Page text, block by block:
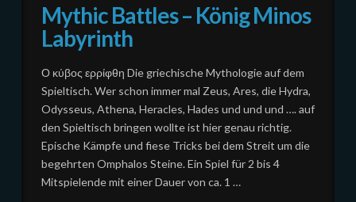
Mythic Battles – König Minos
Labyrinth
Ο κύβος ερρίφθη Die griechische Mythologie auf dem
Spieltisch. Wer schon immer mal Zeus, Ares, die Hydra,
Odysseus, Athena, Heracles, Hades und und und …. auf
den Spieltisch bringen wollte ist hier genau richtig.
Epische Kämpfe und fiese Tricks bei dem Streit um die
begehrten Omphalos Steine. Ein Spiel für 2 bis 4
Mitspielende mit einer Dauer von ca. 1 …